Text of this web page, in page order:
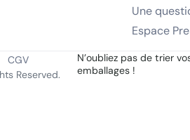
Une
Espace
CGV
Reserved.
N’oubliez pas de trier
emballages !